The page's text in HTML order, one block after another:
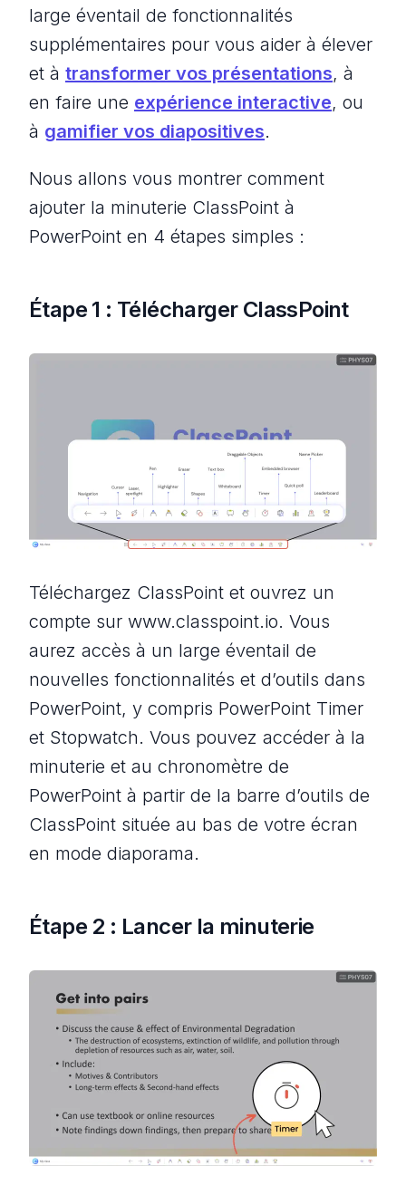
large éventail de fonctionnalités
supplémentaires pour vous aider à élever
et à transformer vos présentations, à
en faire une expérience interactive, ou
à gamifier vos diapositives.
Nous allons vous montrer comment
ajouter la minuterie ClassPoint à
PowerPoint en 4 étapes simples :
Étape 1 : Télécharger ClassPoint
Téléchargez ClassPoint et ouvrez un
compte sur www.classpoint.io. Vous
aurez accès à un large éventail de
nouvelles fonctionnalités et d’outils dans
PowerPoint, y compris PowerPoint Timer
et Stopwatch. Vous pouvez accéder à la
minuterie et au chronomètre de
PowerPoint à partir de la barre d’outils de
ClassPoint située au bas de votre écran
en mode diaporama.
Étape 2 : Lancer la minuterie